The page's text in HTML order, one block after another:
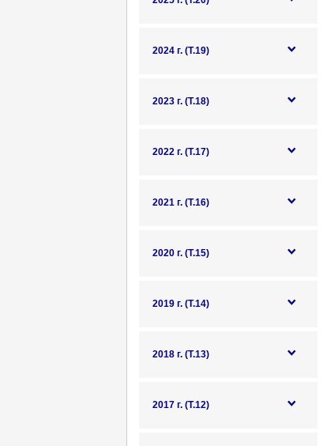
2024 г. (Т.19)
2023 г. (Т.18)
2022 г. (Т.17)
2021 г. (Т.16)
2020 г. (Т.15)
2019 г. (Т.14)
2018 г. (Т.13)
2017 г. (Т.12)